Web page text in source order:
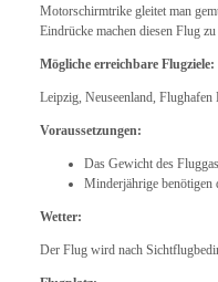
Motorschirmtrike gleitet man
Eindrücke machen diesen Flug
Mögliche erreichbare Flugziele:
Leipzig, Neuseenland,
Voraussetzungen:
Das Gewicht des
Minderjährige benötigen
Wetter:
Der Flug wird nach